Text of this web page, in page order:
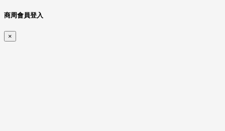
商周會員登入
×